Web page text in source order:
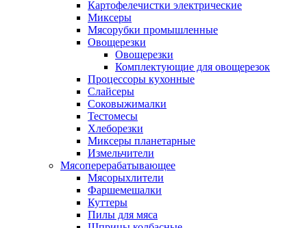
Картофелечистки электрические
Миксеры
Мясорубки промышленные
Овощерезки
Овощерезки
Комплектующие для овощерезок
Процессоры кухонные
Слайсеры
Соковыжималки
Тестомесы
Хлеборезки
Миксеры планетарные
Измельчители
Мясоперерабатывающее
Мясорыхлители
Фаршемешалки
Куттеры
Пилы для мяса